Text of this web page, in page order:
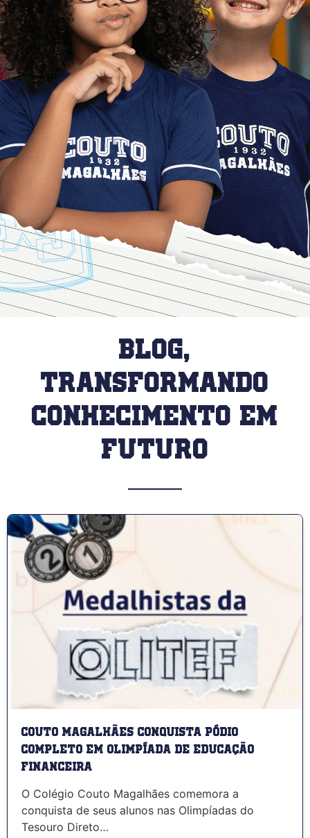
blog,
Transformando
Conhecimento em
Futuro
Couto Magalhães conquista pódio
completo em olimpíada de educação
financeira
O Colégio Couto Magalhães comemora a
conquista de seus alunos nas Olimpíadas do
Tesouro Direto…